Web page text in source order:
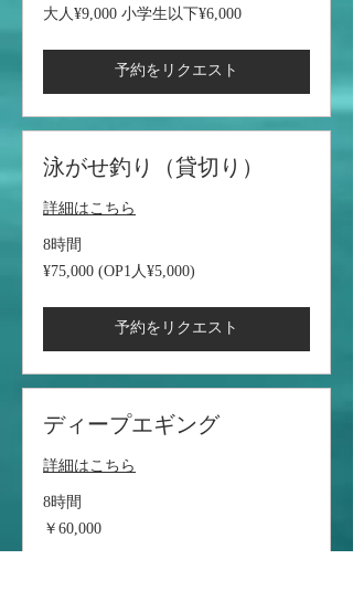
大
人
小
以
大人¥9,000 小学生以下¥6,000
予約をリクエスト
泳がせ釣り（貸切り）
詳細はこちら
8時間
¥75,000
(OP1
¥75,000 (OP1人¥5,000)
予約をリクエスト
ディープエギング
詳細はこちら
8時間
￥60,000
￥60,000